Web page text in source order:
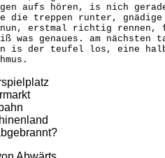
aufs hören, is nich
treppen runter, gnädige
erstmal richtig rennen,
genaues. am nächsten
is der teufel los, eine